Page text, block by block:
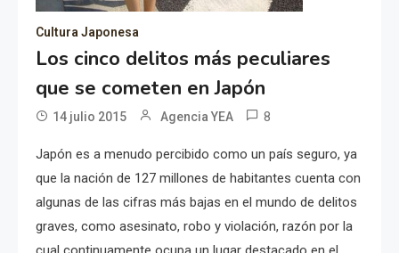
Cultura Japonesa
Los cinco delitos más peculiares
que se cometen en Japón
14 julio 2015 Agencia YEA 8
Japón es a menudo percibido como un país seguro, ya
que la nación de 127 millones de habitantes cuenta con
algunas de las cifras más bajas en el mundo de delitos
graves, como asesinato, robo y violación, razón por la